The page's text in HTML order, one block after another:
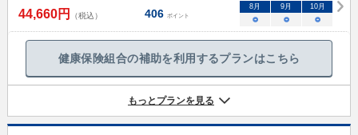
44,660円 （税込） 406 ポイント
8月 9月 10月
○ ○ ○
健康保険組合の補助を利用するプランはこちら
もっとプランを見る